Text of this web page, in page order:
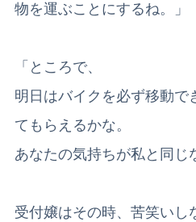
物を運ぶことにするね。」
「ところで、
明日はバイクを必ず移動で
てもらえるかな。
あなたの気持ちが私と同じ
受付嬢はその時、苦笑いし